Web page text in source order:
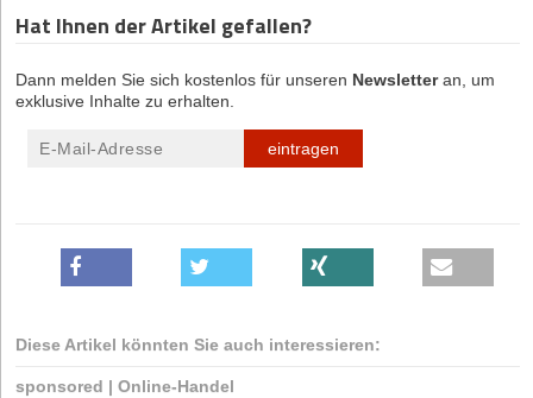
Hat Ihnen der Artikel gefallen?
Dann melden Sie sich kostenlos für unseren Newsletteran, um
exklusive Inhalte zu erhalten.
eintragen
Diese Artikel könnten Sie auch interessieren:
sponsored | Online-Handel